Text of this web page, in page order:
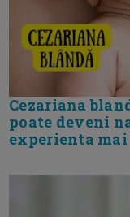
Cezariana
poate deveni
experienta